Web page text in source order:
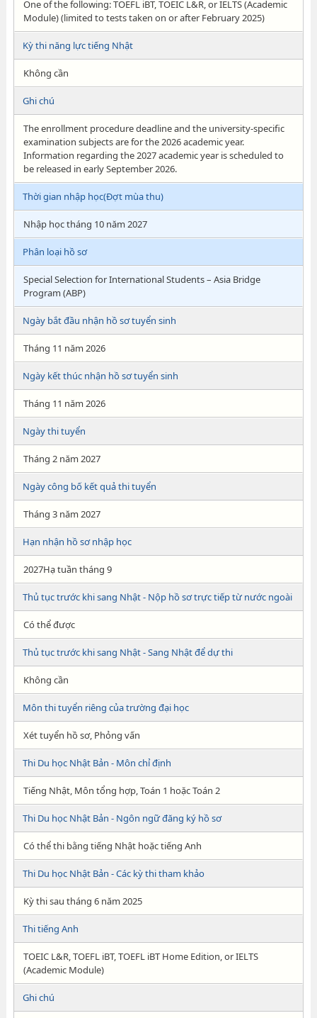
One of the following: TOEFL iBT, TOEIC L&R, or IELTS (Academic
Module) (limited to tests taken on or after February 2025)
Kỳ thi năng lực tiếng Nhật
Không cần
Ghi chú
The enrollment procedure deadline and the university-specific
examination subjects are for the 2026 academic year.
Information regarding the 2027 academic year is scheduled to
be released in early September 2026.
Thời gian nhập học(Đợt mùa thu)
Nhập học tháng 10 năm 2027
Phân loại hồ sơ
Special Selection for International Students – Asia Bridge
Program (ABP)
Ngày bắt đầu nhận hồ sơ tuyển sinh
Tháng 11 năm 2026
Ngày kết thúc nhận hồ sơ tuyển sinh
Tháng 11 năm 2026
Ngày thi tuyển
Tháng 2 năm 2027
Ngày công bố kết quả thi tuyển
Tháng 3 năm 2027
Hạn nhận hồ sơ nhập học
2027Hạ tuần tháng 9
Thủ tục trước khi sang Nhật - Nộp hồ sơ trực tiếp từ nước ngoài
Có thể được
Thủ tục trước khi sang Nhật - Sang Nhật để dự thi
Không cần
Môn thi tuyển riêng của trường đại học
Xét tuyển hồ sơ, Phỏng vấn
Thi Du học Nhật Bản - Môn chỉ định
Tiếng Nhật, Môn tổng hợp, Toán 1 hoặc Toán 2
Thi Du học Nhật Bản - Ngôn ngữ đăng ký hồ sơ
Có thể thi bằng tiếng Nhật hoặc tiếng Anh
Thi Du học Nhật Bản - Các kỳ thi tham khảo
Kỳ thi sau tháng 6 năm 2025
Thi tiếng Anh
TOEIC L&R, TOEFL iBT, TOEFL iBT Home Edition, or IELTS
(Academic Module)
Ghi chú